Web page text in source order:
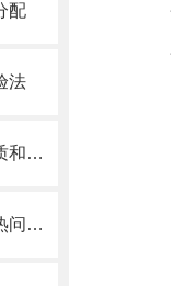
配
法
浅析激光切割机风琴防护罩的材质和结构
加工中心钢板防护罩碰到内部散热问题改怎么办？这篇文章告诉你